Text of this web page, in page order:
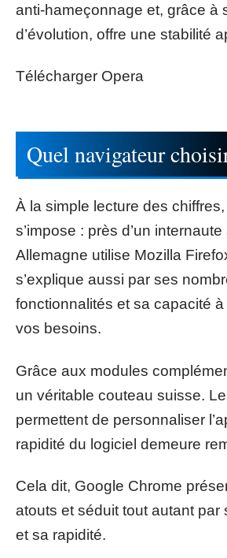
anti-hameçonnage et, grâce à
d’évolution, offre une stabilité
Télécharger Opera
Quel navigateur
À la simple lecture des
s’impose : près d’un
Allemagne utilise Mozilla
s’explique aussi par ses
fonctionnalités et sa capacité
vos besoins.
Grâce aux modules
un véritable couteau suisse.
permettent de personnaliser
rapidité du logiciel demeure
Cela dit, Google Chrome
atouts et séduit tout autant par
et sa rapidité.